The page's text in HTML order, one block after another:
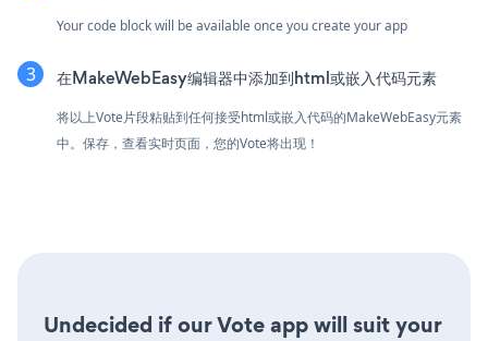
Your code block will be available once you create your app
在MakeWebEasy编辑器中添加到html或嵌入代码元素
将以上Vote片段粘贴到任何接受html或嵌入代码的MakeWebEasy元素
中。保存，查看实时页面，您的Vote将出现！
Undecided if our Vote app will suit your